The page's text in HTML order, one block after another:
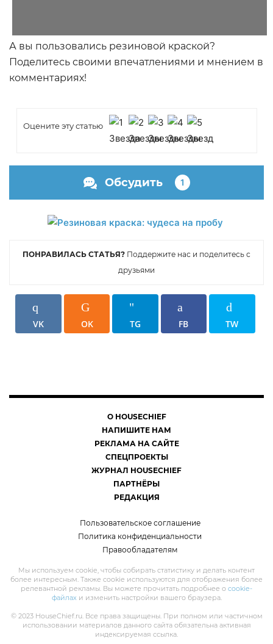
А вы пользовались резиновой краской?
Поделитесь своими впечатлениями и мнением в
комментариях!
Оцените эту статью
Обсудить 1
ПОНРАВИЛАСЬ СТАТЬЯ? Поддержите нас и поделитесь с
друзьями
VK OK TG FB TW
О HOUSECHIEF
НАПИШИТЕ НАМ
РЕКЛАМА НА САЙТЕ
СПЕЦПРОЕКТЫ
ЖУРНАЛ HOUSECHIEF
ПАРТНЁРЫ
РЕДАКЦИЯ
Пользовательское соглашение
Политика конфиденциальности
Правообладателям
Мы используем cookie, чтобы собирать статистику и делать контент
более интересным. Также cookie используются для отображения более
релевантной рекламы. Вы можете прочитать подробнее о cookie-
файлахи изменить настройки вашего браузера.
© 2023 HouseChief.ru. Все права защищены. При полном или частичном
использовании материалов данного сайта обязательна активная
индексируемая ссылка.